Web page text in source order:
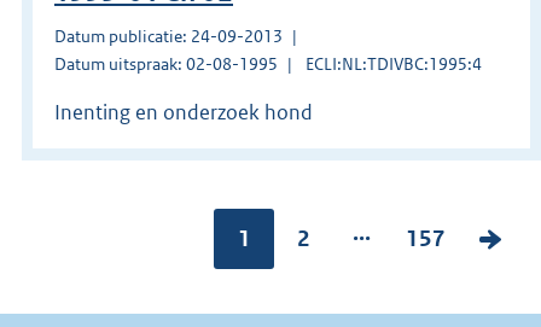
Datum publicatie: 24-09-2013
Datum uitspraak: 02-08-1995
ECLI:NL:TDIVBC:1995:4
Inenting en onderzoek hond
Pagina:
1
P
g
2 ...
P
g
157
V
l